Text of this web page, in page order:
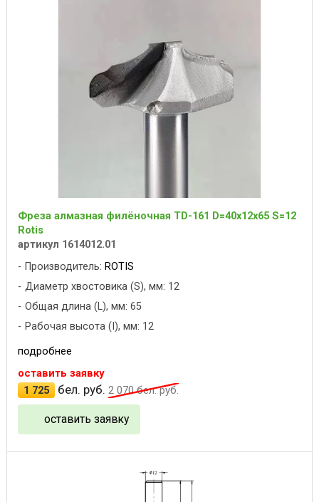
Фреза алмазная филёночная TD-161 D=40x12x65 S=12
Rotis
артикул 1614012.01
Производитель: ROTIS
Диаметр хвостовика (S), мм: 12
Общая длина (L), мм: 65
Рабочая высота (I), мм: 12
подробнее
оставить заявку
1 725
бел. руб. 2 070бел. руб.
оставить заявку